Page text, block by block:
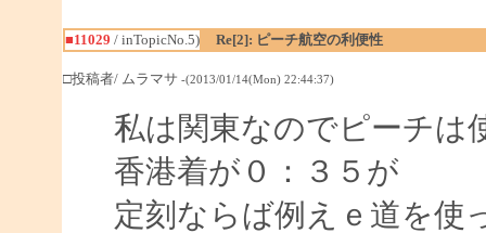
■11029 / inTopicNo.5) Re[2]: ピーチ航空の利便性
□投稿者/ ムラマサ -(2013/01/14(Mon) 22:44:37)
私は関東なのでピーチは
香港着が０：３５が
定刻ならば例えｅ道を使